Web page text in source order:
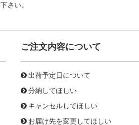
さい。
ご注文内容について
出荷予定日について
分納してほしい
キャンセルしてほしい
お届け先を変更してほしい